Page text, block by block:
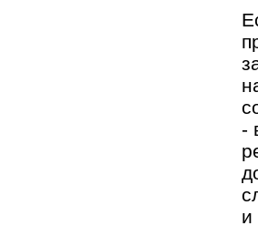
-
и